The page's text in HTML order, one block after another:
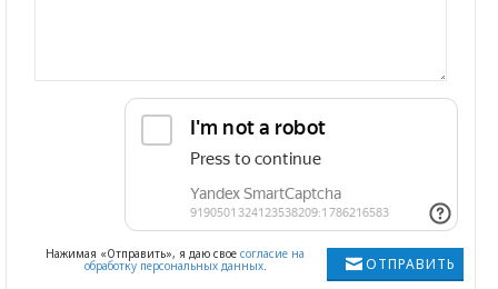
ОТПРАВИТЬ
Нажимая «Отправить», я даю свое согласие на
обработку персональных данных.